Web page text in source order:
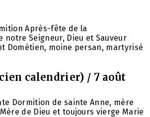
Après-fête de la
notre Seigneur, Dieu et Sauveur
Dométien, moine persan, martyrisé
calendrier) / 7 août
Dormition de sainte Anne, mère
de Dieu et toujours vierge Marie